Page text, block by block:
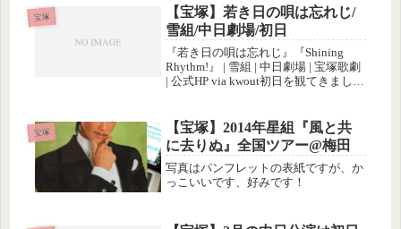
りあえずチケットを取ったものの、祐
飛さんや悠未ひろ...
宝塚
【宝塚】若き日の唄は忘れじ/
雪組/中日劇場/初日
『若き日の唄は忘れじ』『Shining
Rhythm!』 | 雪組 | 中日劇場 | 宝塚歌劇
| 公式HP via kwout初日を観てきまし
て、特にショーの時には良い感...
宝塚
【宝塚】2014年星組『風と共
に去りぬ』全国ツアー@梅田
写真はパンフレットの表紙ですが、か
っこいいです、好みです！